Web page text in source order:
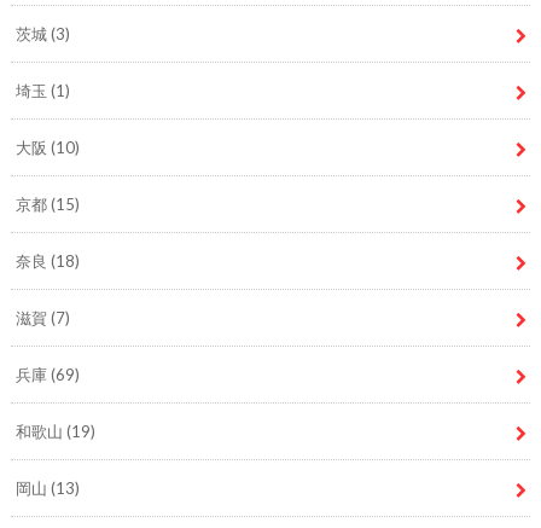
茨城(3)
埼玉 (1)
大阪 (10)
京都(15)
奈良 (18)
滋賀 (7)
兵庫(69)
和歌山 (19)
岡山 (13)